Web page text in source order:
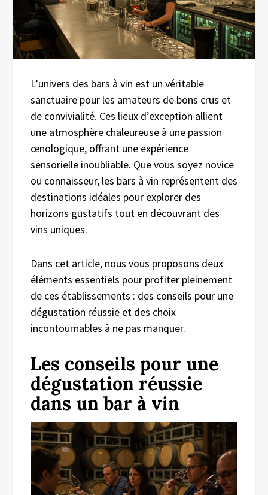
L’univers des bars à vin est un véritable
sanctuaire pour les amateurs de bons crus et
de convivialité. Ces lieux d’exception allient
une atmosphère chaleureuse à une passion
œnologique, offrant une expérience
sensorielle inoubliable. Que vous soyez novice
ou connaisseur, les bars à vin représentent des
destinations idéales pour explorer des
horizons gustatifs tout en découvrant des
vins uniques.
Dans cet article, nous vous proposons deux
éléments essentiels pour profiter pleinement
de ces établissements : des conseils pour une
dégustation réussie et des choix
incontournables à ne pas manquer.
Les conseils pour une
dégustation réussie
dans un bar à vin